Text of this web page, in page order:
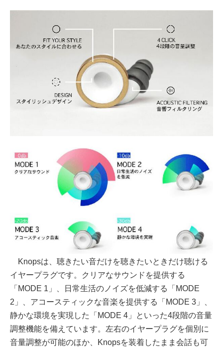
Knopsは、聴きたい音だけを聴きたいときだけ聴ける
イヤープラグです。クリアなサウンドを提供する
「MODE 1」、日常生活のノイズを低減する「MODE
2」、アコースティックな音楽を提供する「MODE 3」、
静かな環境を実現した「MODE 4」といった4段階の音量
調整機能を備えています。左右のイヤープラグを個別に
音量調整が可能のほか、Knopsを装着したまま会話も可